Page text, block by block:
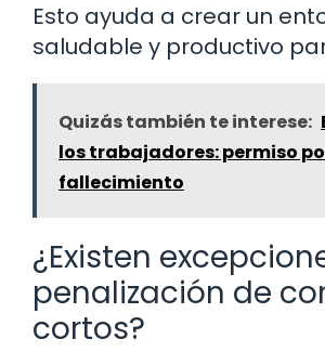
Esto ayuda a crear un
saludable y productivo
Quizás también te interese:
los trabajadores: permiso
fallecimiento
¿Existen
penalización de
cortos?